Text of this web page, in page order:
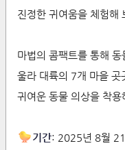
진정한 귀여움을 체험해
마법의 콤팩트를 통해 동
울라 대륙의 7개 마을 곳
귀여운 동물 의상을 착용
기간: 2025년 8월